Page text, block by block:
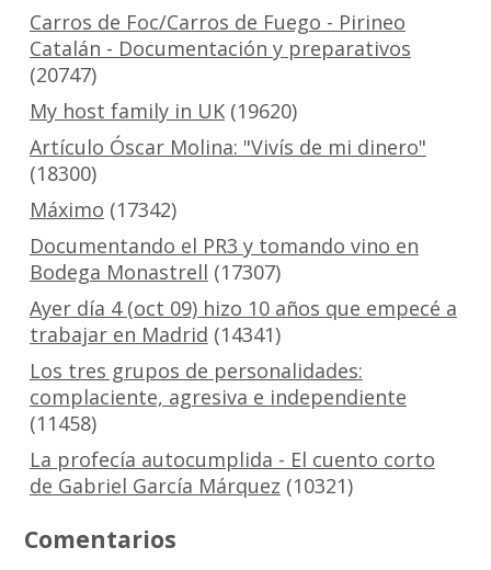
Carros de Foc/Carros de Fuego - Pirineo
Catalán - Documentación y preparativos
(20747)
My host family in UK(19620)
Artículo Óscar Molina: "Vivís de mi dinero"
(18300)
Máximo (17342)
Documentando el PR3 y tomando vino en
Bodega Monastrell (17307)
Ayer día 4 (oct 09) hizo 10 años que empecé a
trabajar en Madrid (14341)
Los tres grupos de personalidades:
complaciente, agresiva e independiente
(11458)
La profecía autocumplida - El cuento corto
de Gabriel García Márquez (10321)
Comentarios